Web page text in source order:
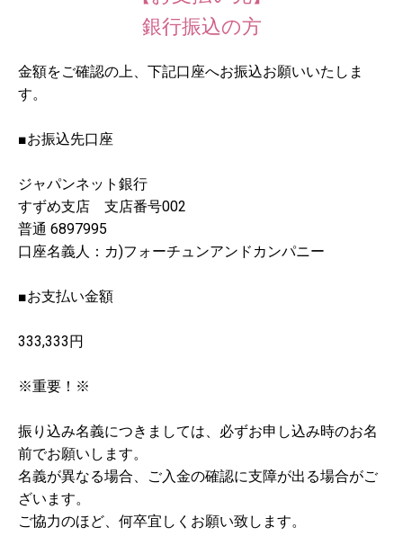
銀行振込の方
金額をご確認の上、下記口座へお振込お願いいたしま
す。
■お振込先口座
ジャパンネット銀行
すずめ支店 支店番号002
普通 6897995
口座名義人：カ)フォーチュンアンドカンパニー
■お支払い金額
333,333円
※重要！※
振り込み名義につきましては、必ずお申し込み時のお名
前でお願いします。
名義が異なる場合、ご入金の確認に支障が出る場合がご
ざいます。
ご協力のほど、何卒宜しくお願い致します。